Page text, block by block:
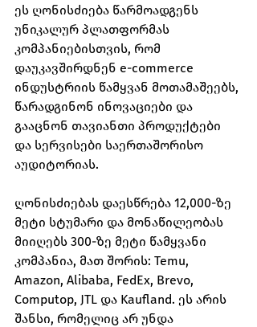
ეს ღონისძიება წარმოადგენს
უნიკალურ პლათფორმას
კომპანიებისთვის, რომ
დაუკავშირდნენ e-commerce
ინდუსტრიის წამყვან მოთამაშეებს,
წარადგინონ ინოვაციები და
გააცნონ თავიანთი პროდუქტები
და სერვისები საერთაშორისო
აუდიტორიას.
ღონისძიებას დაესწრება 12,000-ზე
მეტი სტუმარი და მონაწილეობას
მიიღებს 300-ზე მეტი წამყვანი
კომპანია, მათ შორის: Temu,
Amazon, Alibaba, FedEx, Brevo,
Computop, JTL და Kaufland. ეს არის
შანსი, რომელიც არ უნდა